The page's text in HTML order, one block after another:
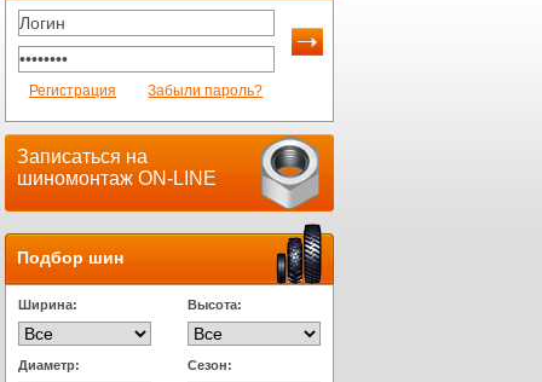
Регистрация Забыли пароль?
Записаться на
шиномонтаж ON-LINE
Подбор шин
Ширина: Высота:
Диаметр: Сезон: